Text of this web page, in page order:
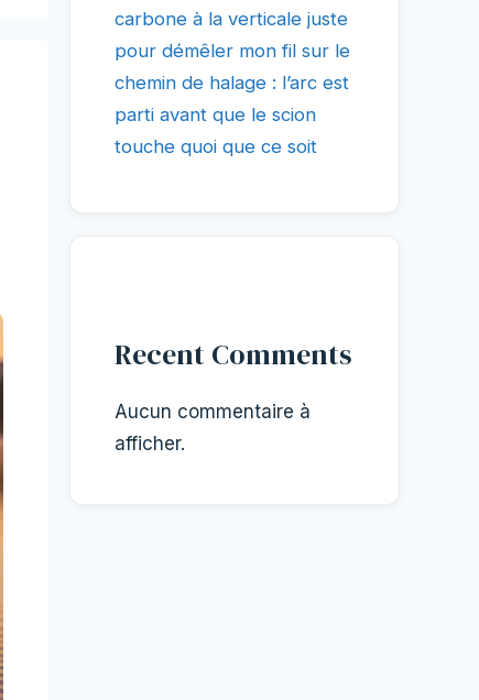
carbone à la verticale juste
pour démêler mon fil sur le
chemin de halage : l’arc est
parti avant que le scion
touche quoi que ce soit
Recent Comments
Aucun commentaire à
afficher.